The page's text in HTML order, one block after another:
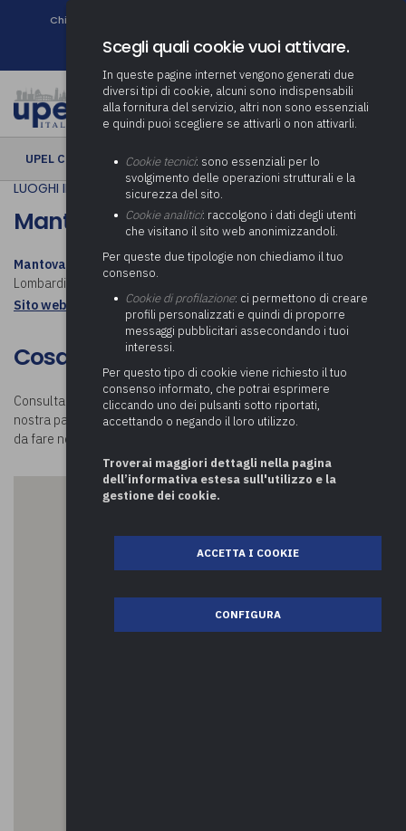
Chi siamo
Newsletter
UPEL CULTURA › Mantova
LUOGHI IN COMUNE
Mantova
Mantova è una città circondata da 3 laghi artificiali e situata in
Lombardia. Scopri cosa visitare a Mantova.
Sito web istituzionale: Comune di Mantova
Cosa visitare a Mantova
Consulta la mappa e scopricosa visitare a Mantova.
nostra pagina
Luoghi in Comunepotrai conoscere tutte le attività
da fare nei comuni!
Scegli quali cookie vuoi attivare.
In queste pagine internet vengono generati due
diversi tipi di cookie, alcuni sono indispensabili
alla fornitura del servizio, altri non sono essenziali
e quindi puoi scegliere se attivarli o non attivarli.
Cookie tecnici: sono essenziali per lo
svolgimento delle operazioni strutturali e la
sicurezza del sito.
Cookie analitici: raccolgono i dati degli utenti
che visitano il sito web anonimizzandoli.
Per queste due tipologie non chiediamo il tuo
consenso.
Cookie di profilazione: ci permettono di creare
profili personalizzati e quindi di proporre
messaggi pubblicitari assecondando i tuoi
interessi.
Per questo tipo di cookie viene richiesto il tuo
consenso informato, che potrai esprimere
cliccando uno dei pulsanti sotto riportati,
accettando o negando il loro utilizzo.
Troverai maggiori dettagli nella pagina
dell’informativa estesa sull'utilizzo e la
gestione dei cookie.
ACCETTA I COOKIE
CONFIGURA